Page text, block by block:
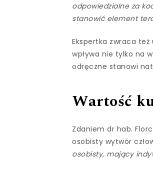
odpowiedzialne za
stanowić element
Ekspertka zwraca
wpływa nie tylko na
odręczne stanowi
Wartość
Zdaniem dr hab.
osobisty wytwór
osobisty, mający